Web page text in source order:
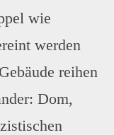
wie
werden
reihen
Dom,